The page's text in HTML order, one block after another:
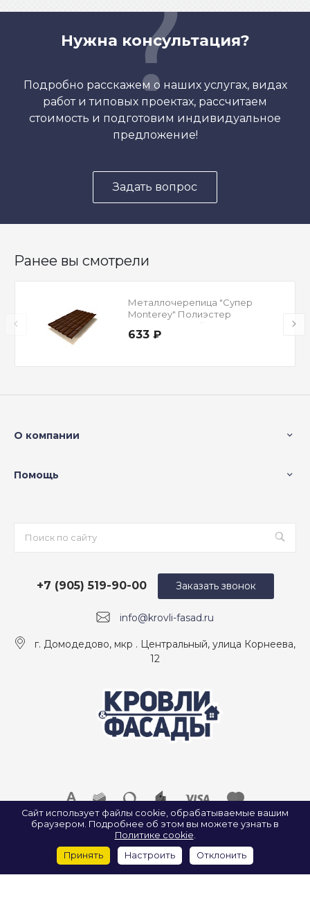
Нужна консультация?
Подробно расскажем о наших услугах, видах
работ и типовых проектах, рассчитаем
стоимость и подготовим индивидуальное
предложение!
Задать вопрос
Ранее вы смотрели
Металлочерепица "Супер
Monterey" Полиэстер
Односторонний RAL 8017
Шоколад 0,45 мм
633 ₽
О компании
Помощь
info@krovli-fasad.ru
+7 (905) 519-90-00
г. Домодедово, мкр . Центральный, улица Корнеева,
12
Заказать звонок
© 2026 ООО «КРОВЛИ И ФАСАДЫ», Все права защищены.
ИП Найда А. А. ИНН: 500907922547
Сайт использует файлы cookie, обрабатываемые вашим
браузером. Подробнее об этом вы можете узнать в
Политике cookie.
Принять
Настроить Отклонить